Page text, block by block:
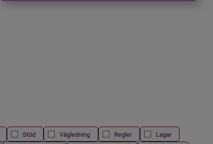
Stöd Vägledning Regler
Lagar